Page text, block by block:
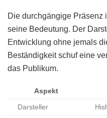
Die durchgängige Präsenz
seine Bedeutung. Der
Entwicklung ohne jemals
Beständigkeit schuf eine
das Publikum.
Aspekt
Darsteller